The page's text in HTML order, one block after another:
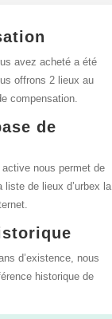
avez acheté a été
offrons 2 lieux au
compensation.
de
active nous permet de
liste de lieux d’urbex la
d’existence, nous
historique de